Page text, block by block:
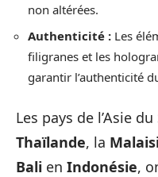
non altérées.
Authenticité : Les
filigranes et les
garantir l’authenticité
Les pays de l’Asie
Thaïlande, la
Bali en Indonésie,